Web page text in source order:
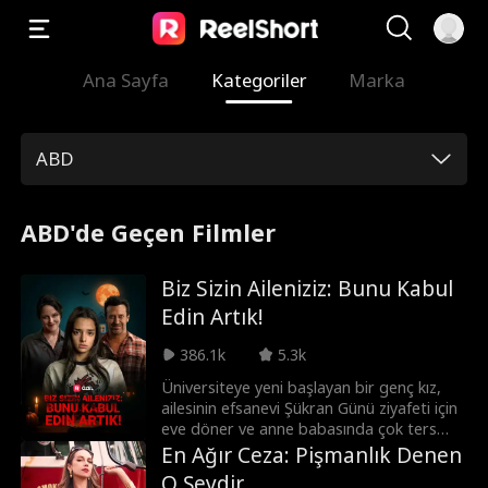
Ana Sayfa Kategoriler Marka
ABD
ABD'de Geçen Filmler
Biz Sizin Aileniziz: Bunu Kabul
Edin Artık!
386.1k
5.3k
Üniversiteye yeni başlayan bir genç kız,
ailesinin efsanevi Şükran Günü ziyafeti için
eve döner ve anne babasında çok ters
giden bir şeyler olduğundan
şüphelenmeye başlar.
En Ağır Ceza: Pişmanlık Denen